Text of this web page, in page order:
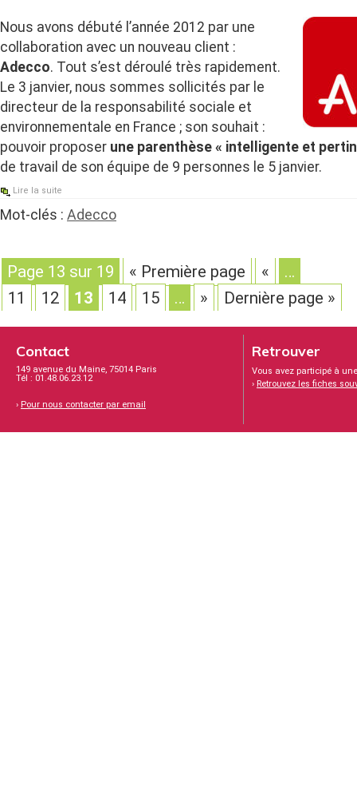
Nous avons débuté l’année 2012 par une
collaboration avec un nouveau client :
Adecco. Tout s’est déroulé très rapidement.
Le 3 janvier, nous sommes sollicités par le
directeur de la responsabilité sociale et
environnementale en France ; son souhait :
pouvoir proposer une parenthèse « intelligente et
de travail de son équipe de 9 personnes le 5 janvier.
Lire la suite
Mot-clés : Adecco
Page 13 sur 19 « Première page «
…
11
12 13 14 15 … » Dernière page »
Contact
149 avenue du Maine, 75014 Paris
Tél : 01.48.06.23.12
› Pour nous contacter par email
Retrouver
Vous avez participé à
› Retrouvez les fiches